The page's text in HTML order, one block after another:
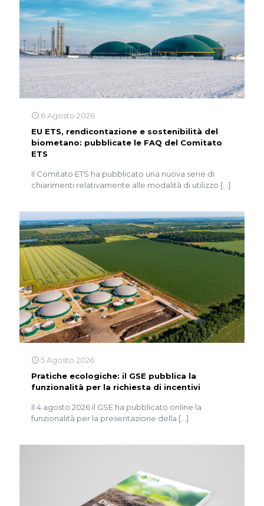
6 Agosto 2026
EU ETS, rendicontazione e sostenibilità del
biometano: pubblicate le FAQ del Comitato
ETS
Il Comitato ETS ha pubblicato una nuova serie di
chiarimenti relativamente alle modalità di utilizzo […]
5 Agosto 2026
Pratiche ecologiche: il GSE pubblica la
funzionalità per la richiesta di incentivi
Il 4 agosto 2026 il GSE ha pubblicato online la
funzionalità per la presentazione della […]